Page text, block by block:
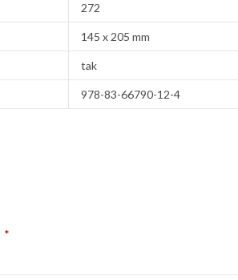
272
145 x 205 mm
tak
978-83-66790-12-4
*